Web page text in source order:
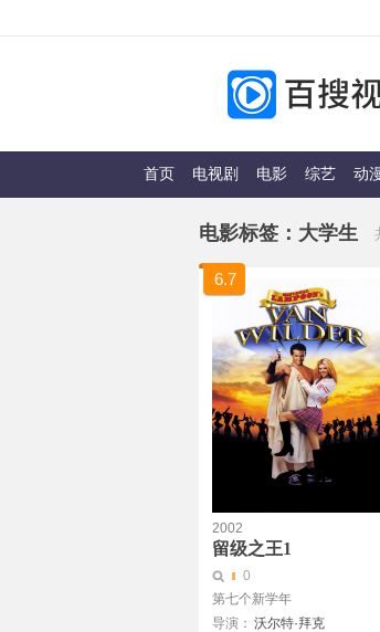
首页 电视剧 电影 综艺 动
电影标签： 大学生
6.7
2002
留级之王1
0
第七个新学年
导演： 沃尔特·拜克